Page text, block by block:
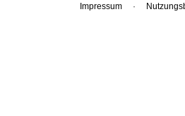
Impressum ·